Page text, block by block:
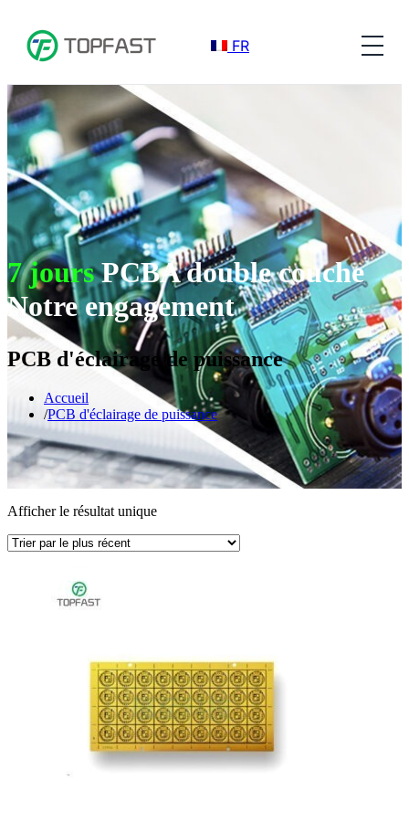
FR
7 joursPCBA double couche
Notre engagement
PCB d'éclairage de puissance
Accueil
PCB d'éclairage de puissance
Afficher le résultat unique